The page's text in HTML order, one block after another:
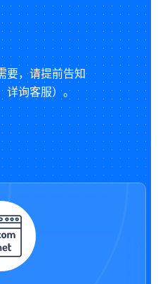
要，请提前告知
详询客服）。